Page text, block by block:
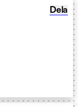
Dela
Dela